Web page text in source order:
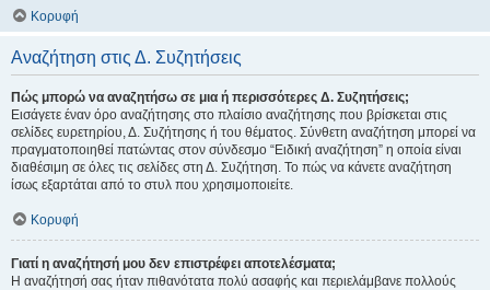
Κορυφή
Αναζήτηση στις Δ. Συζητήσεις
Πώς μπορώ να αναζητήσω σε μια ή περισσότερες Δ. Συζητήσεις;
Εισάγετε έναν όρο αναζήτησης στο πλαίσιο αναζήτησης που βρίσκεται στις
σελίδες ευρετηρίου, Δ. Συζήτησης ή του θέματος. Σύνθετη αναζήτηση μπορεί να
πραγματοποιηθεί πατώντας στον σύνδεσμο “Ειδική αναζήτηση” η οποία είναι
διαθέσιμη σε όλες τις σελίδες στη Δ. Συζήτηση. Το πώς να κάνετε αναζήτηση
ίσως εξαρτάται από το στυλ που χρησιμοποιείτε.
Κορυφή
Γιατί η αναζήτησή μου δεν επιστρέφει αποτελέσματα;
Η αναζήτησή σας ήταν πιθανότατα πολύ ασαφής και περιελάμβανε πολλούς